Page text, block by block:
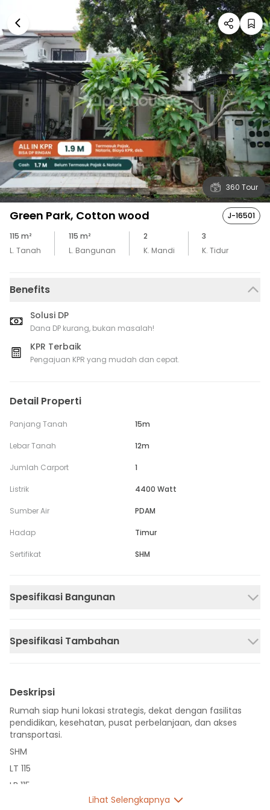
360 Tour
Green Park, Cotton wood
J-16501
115 m²
L. Tanah
115 m²
L. Bangunan
2
K. Mandi
3
K. Tidur
Benefits
Solusi DP
Dana DP kurang, bukan masalah!
KPR Terbaik
Pengajuan KPR yang mudah dan cepat.
Detail Properti
Panjang Tanah 15m
Lebar Tanah 12m
Jumlah Carport 1
Listrik 4400 Watt
Sumber Air PDAM
Hadap Timur
Sertifikat SHM
Spesifikasi Bangunan
Spesifikasi Tambahan
Deskripsi
Rumah siap huni lokasi strategis, dekat dengan fasilitas
pendidikan, kesehatan, pusat perbelanjaan, dan akses
transportasi.
SHM
LT 115
LB 115
Lihat Selengkapnya